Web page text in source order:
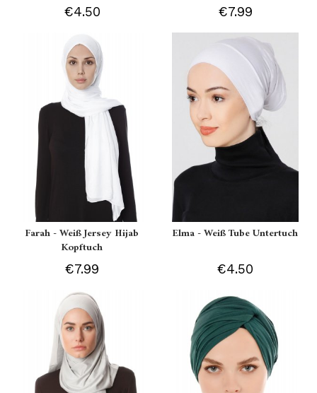
€4.50 €7.99
Farah - Weiß Jersey Hijab
Kopftuch
€7.99
Elma - Weiß Tube Untertuch
€4.50